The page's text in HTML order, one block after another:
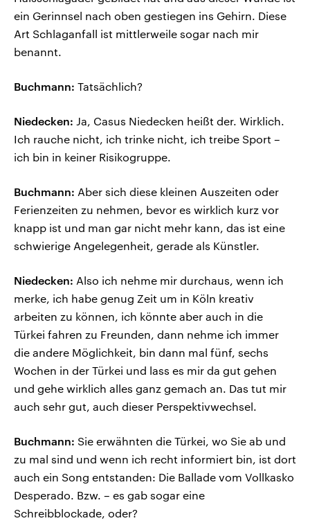
ein Gerinnsel nach oben gestiegen ins Gehirn. Diese
Art Schlaganfall ist mittlerweile sogar nach mir
benannt.
Buchmann: Tatsächlich?
Niedecken: Ja, Casus Niedecken heißt der. Wirklich.
Ich rauche nicht, ich trinke nicht, ich treibe Sport –
ich bin in keiner Risikogruppe.
Buchmann: Aber sich diese kleinen Auszeiten oder
Ferienzeiten zu nehmen, bevor es wirklich kurz vor
knapp ist und man gar nicht mehr kann, das ist eine
schwierige Angelegenheit, gerade als Künstler.
Niedecken: Also ich nehme mir durchaus, wenn ich
merke, ich habe genug Zeit um in Köln kreativ
arbeiten zu können, ich könnte aber auch in die
Türkei fahren zu Freunden, dann nehme ich immer
die andere Möglichkeit, bin dann mal fünf, sechs
Wochen in der Türkei und lass es mir da gut gehen
und gehe wirklich alles ganz gemach an. Das tut mir
auch sehr gut, auch dieser Perspektivwechsel.
Buchmann: Sie erwähnten die Türkei, wo Sie ab und
zu mal sind und wenn ich recht informiert bin, ist dort
auch ein Song entstanden: Die Ballade vom Vollkasko
Desperado. Bzw. – es gab sogar eine
Schreibblockade, oder?